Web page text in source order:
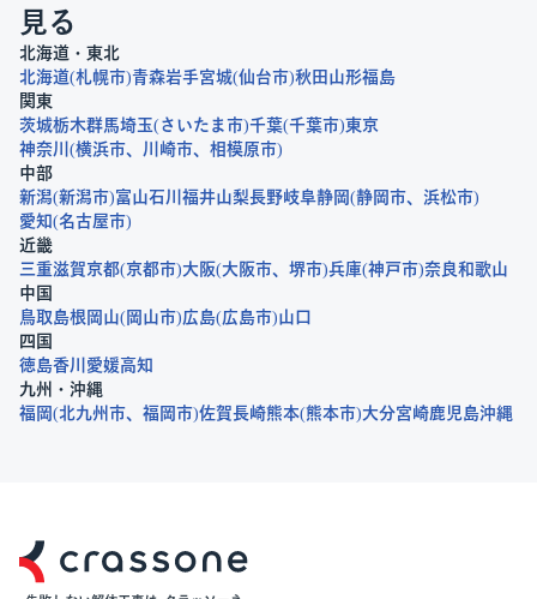
見る
北海道・東北
北海道 札幌市 青森岩手宮城 仙台市 秋田 山形福島
関東
茨城栃木群馬埼玉 さいたま市 千葉 千葉市 東京
神奈川
横浜市 川崎市
相模原市
中部
新潟 新潟市 富山石川 福井山梨長野岐阜静岡 静岡市
浜松市
愛知 名古屋市
近畿
三重滋賀京都 京都市 大阪 大阪市 堺市 兵庫 神戸市 奈良和歌山
中国
鳥取島根 岡山 岡山市 広島 広島市 山口
四国
徳島香川 愛媛高知
九州・沖縄
福岡
北九州市 福岡市 佐賀長崎熊本 熊本市 大分宮崎鹿児島沖縄